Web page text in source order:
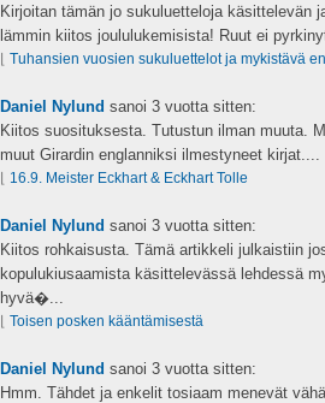
Kirjoitan tämän jo sukuluetteloja käsittelevän
lämmin kiitos joululukemisista! Ruut ei
⌊ Tuhansien vuosien sukuluettelot ja mykistävä
Daniel Nylund sanoi 3 vuotta sitten:
Kiitos suosituksesta. Tutustun ilman muuta.
muut Girardin englanniksi ilmestyneet kirjat....
⌊ 16.9. Meister Eckhart & Eckhart Tolle
Daniel Nylund sanoi 3 vuotta sitten:
Kiitos rohkaisusta. Tämä artikkeli julkaistiin
kopulukiusaamista käsittelevässä lehdessä
hyvä�...
⌊ Toisen posken kääntämisestä
Daniel Nylund sanoi 3 vuotta sitten:
Hmm. Tähdet ja enkelit tosiaam menevät